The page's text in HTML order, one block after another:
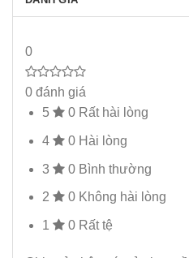
0
0 đánh giá
5
0 Rất hài lòng
4 0 Hài lòng
3 0 Bình thường
2 0 Không hài lòng
1 0 Rất tệ